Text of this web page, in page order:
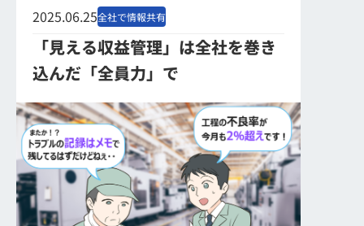
2025.06.25全社で情報共有
「見える収益管理」は全社を巻き
込んだ「全員力」で